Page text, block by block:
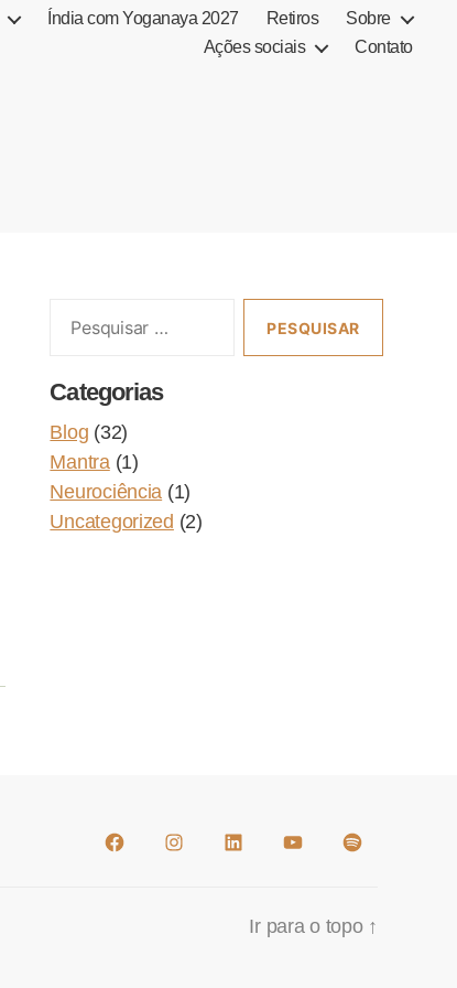
Índia com Yoganaya 2027 Retiros
Sobre
Ações sociais
Contato
por:
Categorias
Blog (32)
Mantra (1)
Neurociência (1)
Uncategorized (2)
FacebookInstagramLinkedinYoutubeSpotify
Ir para o topo ↑